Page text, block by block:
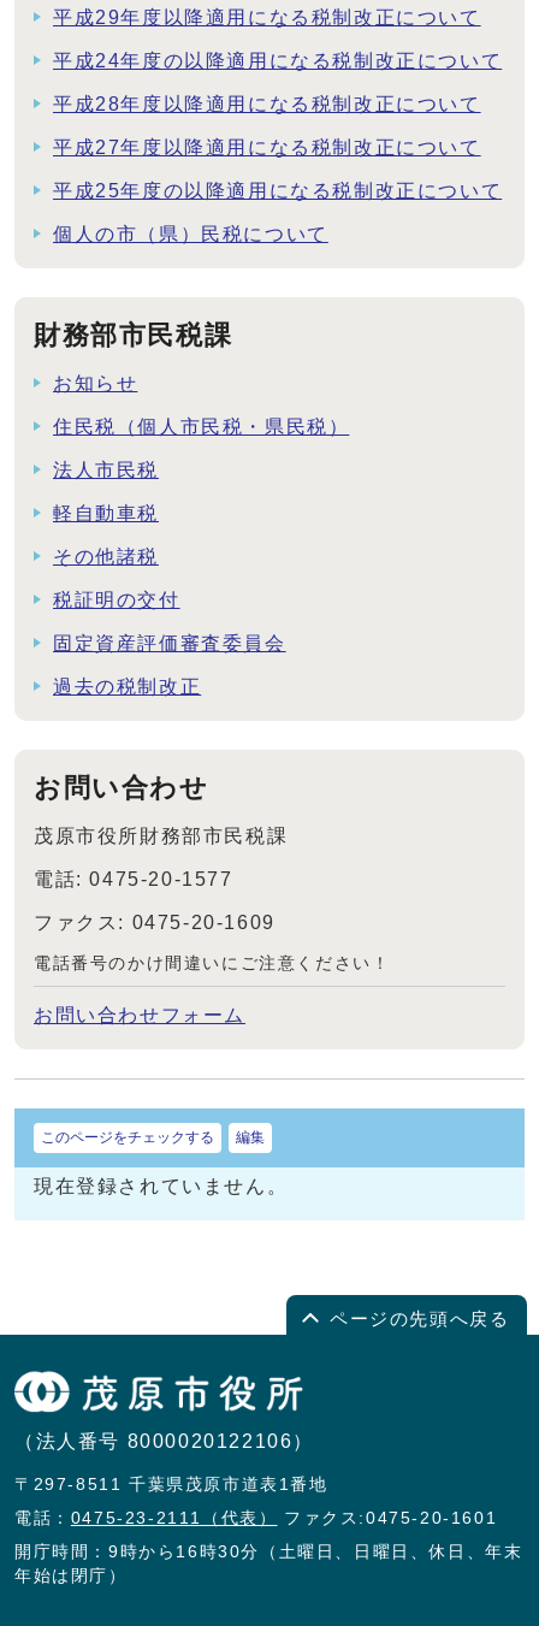
平成29年度以降適用になる税制改正について
平成24年度の以降適用になる税制改正について
平成28年度以降適用になる税制改正について
平成27年度以降適用になる税制改正について
平成25年度の以降適用になる税制改正について
個人の市（県）民税について
財務部市民税課
お知らせ
住民税（個人市民税・県民税）
法人市民税
軽自動車税
その他諸税
税証明の交付
固定資産評価審査委員会
過去の税制改正
お問い合わせ
茂原市役所財務部市民税課
電話: 0475-20-1577
ファクス: 0475-20-1609
電話番号のかけ間違いにご注意ください！
お問い合わせフォーム
このページをチェックする 編集
現在登録されていません。
ページの先頭へ戻る
（法人番号 8000020122106）
〒297-8511 千葉県茂原市道表1番地
電話： 0475-23-2111（代表）
ファクス:0475-20-1601
開庁時間：9時から16時30分（土曜日、日曜日、休日、年末
年始は閉庁）